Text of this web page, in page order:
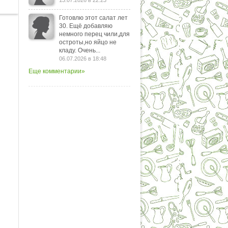
Готовлю этот салат лет
30. Ещё добавляю
немного перец чили,для
остроты,но яйцо не
кладу. Очень...
06.07.2026 в 18:48
Еще комментарии»